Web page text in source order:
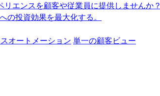
エンスを顧客や従業員に提供しませんか？
投資効果を最大化する。
オートメーション 単一の顧客ビュー